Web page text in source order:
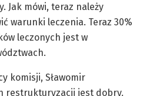
Jak mówi, teraz należy
warunki leczenia. Teraz 30%
leczonych jest w
komisji, Sławomir
restrukturyzacji jest dobry.